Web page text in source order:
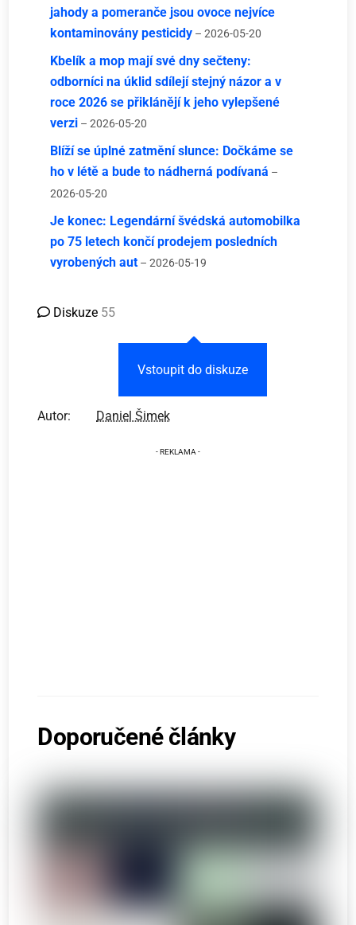
jahody a pomeranče jsou ovoce nejvíce
kontaminovány pesticidy – 2026-05-20
Kbelík a mop mají své dny sečteny:
odborníci na úklid sdílejí stejný názor a v
roce 2026 se přiklánějí k jeho vylepšené
verzi – 2026-05-20
Blíží se úplné zatmění slunce: Dočkáme se
ho v létě a bude to nádherná podívaná –
2026-05-20
Je konec: Legendární švédská automobilka
po 75 letech končí prodejem posledních
vyrobených aut – 2026-05-19
Diskuze 55
Vstoupit do diskuze
Autor: Daniel Šimek
Doporučené články